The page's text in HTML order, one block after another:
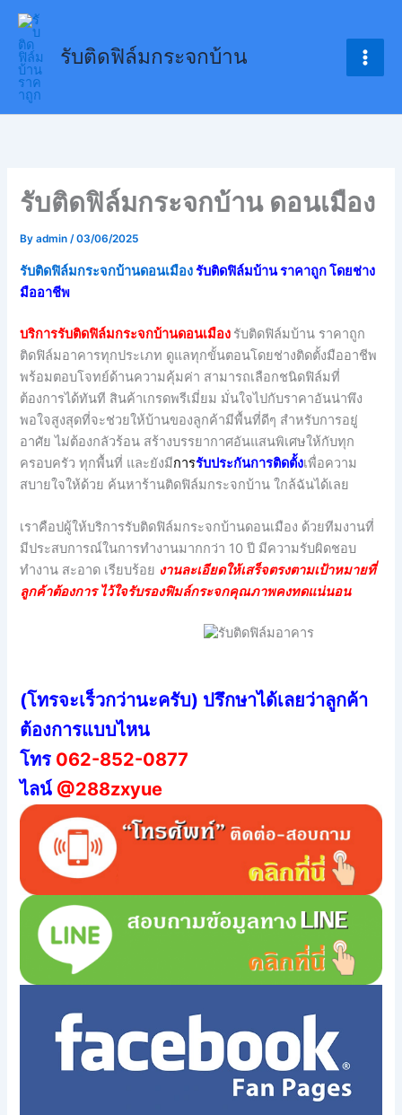
Skip
content
รับติดฟิล์มกระจกบ้าน
รับติดฟิล์มกระจกบ้าน ดอนเมือง
Byadmin/03/06/2025
รับติดฟิล์มกระจกบ้านดอนเมืองรับติดฟิล์มบ้าน ราคาถูก โดยช่าง
มืออาชีพ
บริการรับติดฟิล์มกระจกบ้านดอนเมือง รับติดฟิล์มบ้าน ราคาถูก
ติดฟิล์มอาคารทุกประเภท ดูแลทุกขั้นตอนโดยช่างติดตั้งมืออาชีพ
พร้อมตอบโจทย์ด้านความคุ้มค่า สามารถเลือกชนิดฟิล์มที่
ต้องการได้ทันที สินค้าเกรดพรีเมี่ยม มั่นใจไปกับราคาอันน่าพึง
พอใจสูงสุดที่จะช่วยให้บ้านของลูกค้ามีพื้นที่ดีๆ สำหรับการอยู่
อาศัย ไม่ต้องกลัวร้อน สร้างบรรยากาศอันแสนพิเศษให้กับทุก
ครอบครัว ทุกพื้นที่ และยังมีการรับประกันการติดตั้งเพื่อความ
สบายใจให้ด้วย ค้นหาร้านติดฟิล์มกระจกบ้าน ใกล้ฉันได้เลย
เราคือปผู้ให้บริการรับติดฟิล์มกระจกบ้านดอนเมือง ด้วยทีมงานที่
มีประสบการณ์ในการทำงานมากกว่า 10 ปี มีความรับผิดชอบ
ทำงาน สะอาด เรียบร้อย งานละเอียดให้เสร็จตรงตามเป้าหมายที่
ลูกค้าต้องการ ไว้ใจรับรองฟิมล์กระจกคุณภาพคงทดแน่นอน
(โทรจะเร็วกว่านะครับ) ปรึกษาได้เลยว่าลูกค้า
ต้องการแบบไหน
โทร 062-852-0877
ไลน์ @288zxyue